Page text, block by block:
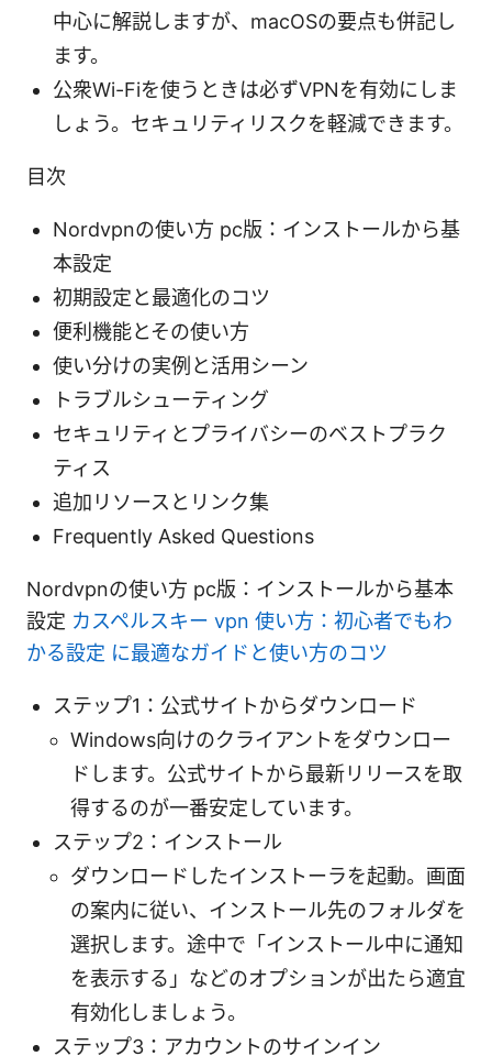
中心に解説しますが、macOSの要点も併記し
ます。
公衆Wi-Fiを使うときは必ずVPNを有効にしま
しょう。セキュリティリスクを軽減できます。
目次
Nordvpnの使い方 pc版：インストールから基
本設定
初期設定と最適化のコツ
便利機能とその使い方
使い分けの実例と活用シーン
トラブルシューティング
セキュリティとプライバシーのベストプラク
ティス
追加リソースとリンク集
Frequently Asked Questions
Nordvpnの使い方 pc版：インストールから基本
設定 カスペルスキー vpn 使い方：初心者でもわ
かる設定 に最適なガイドと使い方のコツ
ステップ1：公式サイトからダウンロード
Windows向けのクライアントをダウンロー
ドします。公式サイトから最新リリースを取
得するのが一番安定しています。
ステップ2：インストール
ダウンロードしたインストーラを起動。画面
の案内に従い、インストール先のフォルダを
選択します。途中で「インストール中に通知
を表示する」などのオプションが出たら適宜
有効化しましょう。
ステップ3：アカウントのサインイン